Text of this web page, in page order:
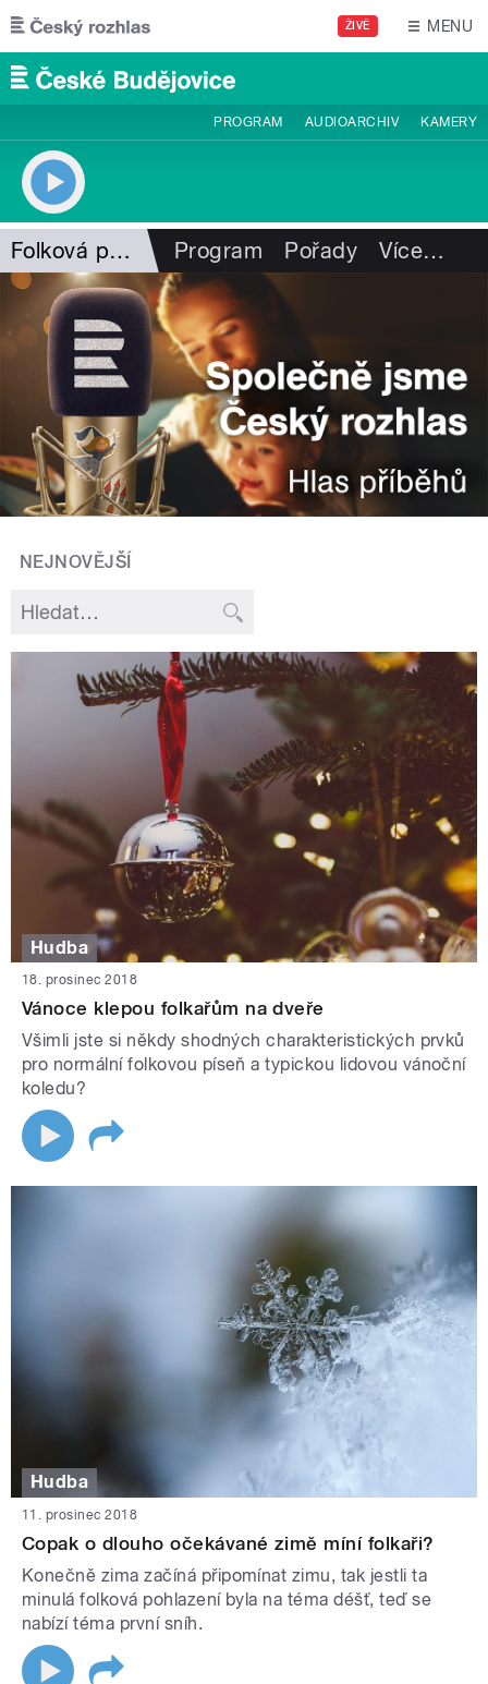
Přejít k hlavnímu obsahu
ŽIVĚ MENU
PROGRAM AUDIOARCHIV KAMERY
Folková pohlazení Program Pořady Více…
NEJNOVĚJŠÍ
Hudba
18. prosinec 2018
Vánoce klepou folkařům na dveře
Všimli jste si někdy shodných charakteristických prvků
pro normální folkovou píseň a typickou lidovou vánoční
koledu?
Hudba
11. prosinec 2018
Copak o dlouho očekávané zimě míní folkaři?
Konečně zima začíná připomínat zimu, tak jestli ta
minulá folková pohlazení byla na téma déšť, teď se
nabízí téma první sníh.